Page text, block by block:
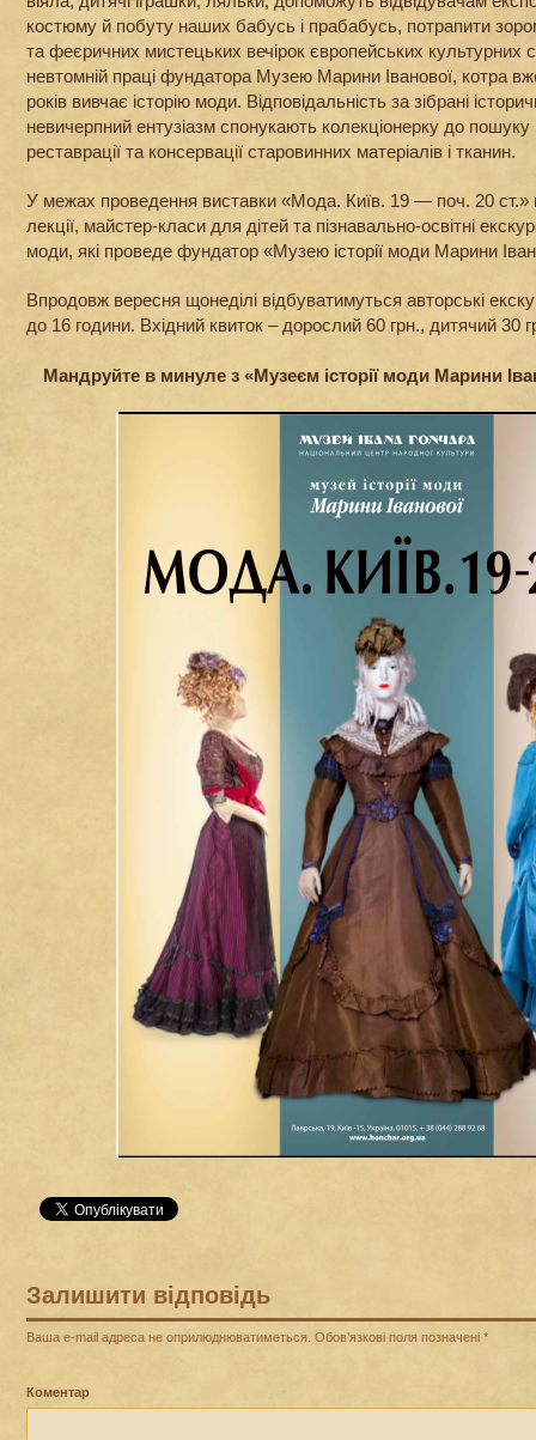
костюму й побуту наших бабусь і прабабусь, потрапити
та феєричних мистецьких вечірок європейських культурних
невтомній праці фундатора Музею Марини Іванової, котра
років вивчає історію моди. Відповідальність за зібрані
невичерпний ентузіазм спонукають колекціонерку до пошуку
реставрації та консервації старовинних матеріалів і тканин.
У межах проведення виставки «Мода. Київ. 19 — поч. 20 ст.»
лекції, майстер-класи для дітей та пізнавально-освітні
моди, які проведе фундатор «Музею історії моди Марини
Впродовж вересня щонеділі відбуватимуться авторські
до 16 години. Вхідний квиток – дорослий 60 грн., дитячий 30
Мандруйте в минуле з «Музеєм історії моди Марини
Залишити відповідь
Ваша e-mail адреса не оприлюднюватиметься. Обов’язкові поля позначені *
Коментар